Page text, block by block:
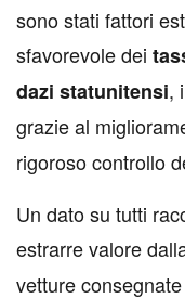
sono stati fattori
sfavorevole dei
dazi statunitensi,
grazie al
rigoroso controllo
Un dato su tutti
estrarre valore
vetture